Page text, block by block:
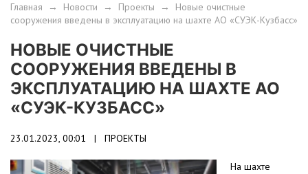
Главная → Новости → Проекты → Новые очистные
сооружения введены в эксплуатацию на шахте АО «СУЭК-Кузбасс»
НОВЫЕ ОЧИСТНЫЕ
СООРУЖЕНИЯ ВВЕДЕНЫ В
ЭКСПЛУАТАЦИЮ НА ШАХТЕ АО
«СУЭК-КУЗБАСС»
23.01.2023, 00:01 | ПРОЕКТЫ
На шахте